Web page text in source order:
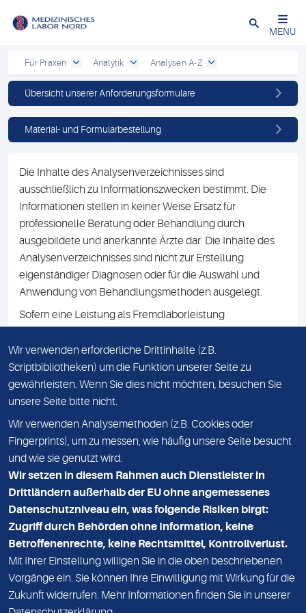
Schließen
MENU
Für Praxen Analytik Analysen A-Z
Übersicht unserer Anforderungsformulare
Material- und Formularbestellung
Die Inhalte des Analysenverzeichnisses sind
ausschließlich zu Informationszwecken bestimmt. Die
Informationen stellen in keiner Weise Ersatz für
professionelle Beratung oder Behandlung durch
ausgebildete und anerkannte Ärzte dar. Die Inhalte des
Analysenverzeichnisses sind nicht zur Erstellung
eigenständiger Diagnosen oder für die Auswahl und
Anwendung von Behandlungsmethoden ausgelegt.
Sofern eine Leistung als Fremdlaborleistung
Namen des Fremdlabors mit. Mit der Beauftragung der
Fremdlaborleistung erklären Sie sich mit dieser
Vereinbarung einverstanden.
DATENSCHUTZ
KONTAKT
NEWSLETTER
ADRESSE
MVZ Medizinisches Labor Nord MLN GmbH
Essener Straße 108
22419 Hamburg
Wir verwenden erforderliche Drittinhalte (z.B.
Scriptbibliotheken) um die Funktion unserer Seite zu
gewährleisten. Wenn Sie dies nicht möchten, besuchen Sie
unsere Seite bitte nicht.
Wir verwenden Analysemethoden (z.B. Cookies oder
Fingerprints), um zu messen, wie häufig unsere Seite besucht
und wie sie genutzt wird.
Wir setzen in diesem Rahmen auch Dienstleister in
Drittländern außerhalb der EU ohne angemessenes
Datenschutzniveau ein, was folgende Risiken birgt:
Zugriff durch Behörden ohne Information, keine
Betroffenenrechte, keine Rechtsmittel, Kontrollverlust.
Mit Ihrer Einstellung willigen Sie in die oben beschriebenen
Vorgänge ein. Sie können Ihre Einwilligung mit Wirkung für die
Zukunft widerrufen. Mehr Informationen finden Sie in unserer